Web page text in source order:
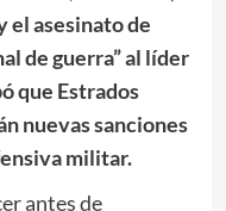
el asesinato de
de guerra” al líder
que Estrados
nuevas sanciones
militar.
antes de